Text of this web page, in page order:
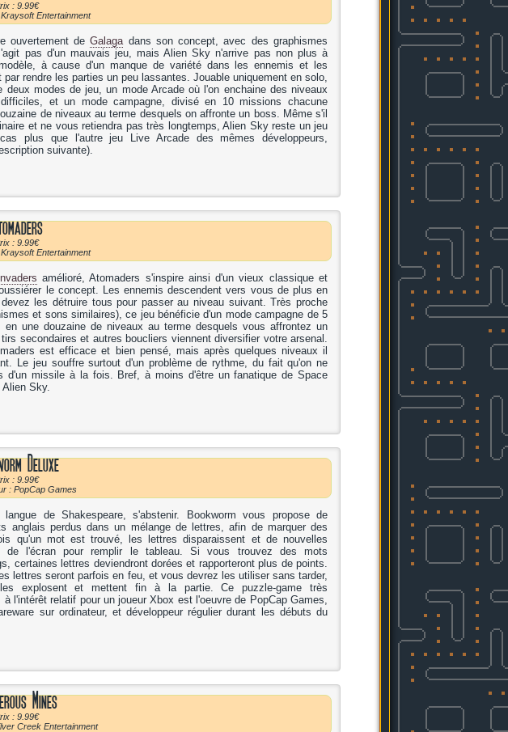
: 9.99€
Entertainment
ouvertement deGalagadans son concept, avec des graphismes
pas d'un mauvais jeu, mais Alien Sky n'arrive pas non plus à
à cause d'un manque de variété dans les ennemis et les
rendre les parties un peu lassantes. Jouable uniquement en solo,
deux modes de jeu, un mode Arcade où l'on enchaine des niveaux
et un mode campagne, divisé en 10 missions chacune
de niveaux au terme desquels on affronte un boss. Même s'il
et ne vous retiendra pas très longtemps, Alien Sky reste un jeu
plus que l'autre jeu Live Arcade des mêmes développeurs,
suivante).
: 9.99€
Entertainment
amélioré, Atomaders s'inspire ainsi d'un vieux classique et
le concept. Les ennemis descendent vers vous de plus en
les détruire tous pour passer au niveau suivant. Très proche
et sons similaires), ce jeu bénéficie d'un mode campagne de 5
en une douzaine de niveaux au terme desquels vous affrontez un
secondaires et autres boucliers viennent diversifier votre arsenal.
est efficace et bien pensé, mais après quelques niveaux il
Le jeu souffre surtout d'un problème de rythme, du fait qu'on ne
d'un missile à la fois. Bref, à moins d'être un fanatique de Space
Alien Sky.
Deluxe
: 9.99€
: PopCap Games
de Shakespeare, s'abstenir. Bookworm vous propose de
anglais perdus dans un mélange de lettres, afin de marquer des
qu'un mot est trouvé, les lettres disparaissent et de nouvelles
de l'écran pour remplir le tableau. Si vous trouvez des mots
certaines lettres deviendront dorées et rapporteront plus de points.
lettres seront parfois en feu, et vous devrez les utiliser sans tarder,
explosent et mettent fin à la partie. Ce puzzle-game très
l'intérêt relatif pour un joueur Xbox est l'oeuvre de PopCap Games,
sur ordinateur, et développeur régulier durant les débuts du
Mines
: 9.99€
Creek Entertainment